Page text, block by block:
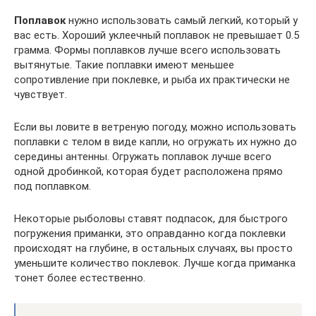
Поплавок нужно использовать самый легкий, который у
вас есть. Хороший уклеечный поплавок не превышает 0.5
грамма. Формы поплавков лучше всего использовать
вытянутые. Такие поплавки имеют меньшее
сопротивление при поклевке, и рыба их практически не
чувствует.
Если вы ловите в ветреную погоду, можно использовать
поплавки с телом в виде капли, но огружать их нужно до
середины антенны. Огружать поплавок лучше всего
одной дробинкой, которая будет расположена прямо
под поплавком.
Некоторые рыболовы ставят подпасок, для быстрого
погружения приманки, это оправданно когда поклевки
происходят на глубине, в остальных случаях, вы просто
уменьшите количество поклевок. Лучше когда приманка
тонет более естественно.